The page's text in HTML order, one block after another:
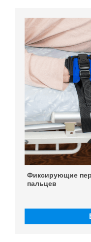
Фиксирующие
пальцев